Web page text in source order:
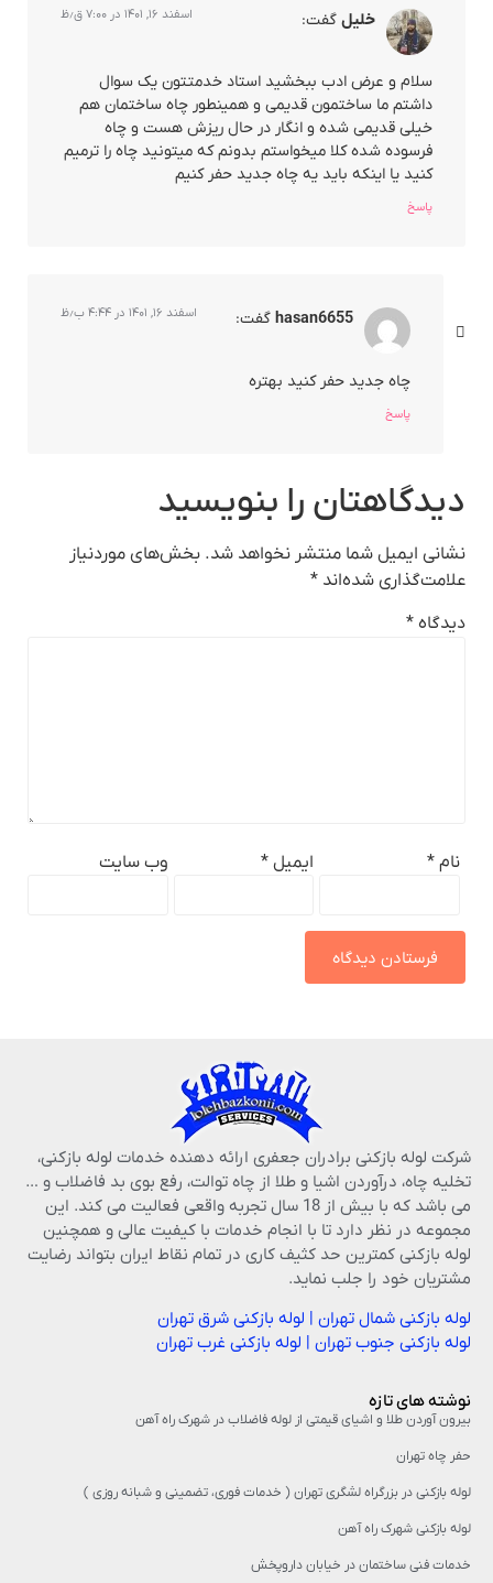
خلیل گفت: اسفند ۱۶, ۱۴۰۱ در ۷:۰۰ ق٫ظ
سلام و عرض ادب ببخشید استاد خدمتتون یک سوال
داشتم ما ساختمون قدیمی و همینطور چاه ساختمان هم
خیلی قدیمی شده و انگار در حال ریزش هست و چاه
فرسوده شده کلا میخواستم بدونم که میتونید چاه را ترمیم
کنید یا اینکه باید یه چاه جدید حفر کنیم
پاسخ
hasan6655 گفت: اسفند ۱۶, ۱۴۰۱ در ۴:۴۴ ب٫ظ
چاه جدید حفر کنید بهتره
پاسخ
دیدگاهتان را بنویسید
نشانی ایمیل شما منتشر نخواهد شد. بخش‌های موردنیاز
علامت‌گذاری شده‌اند *
دیدگاه *
نام * ایمیل * وب‌ سایت
شرکت لوله بازکنی برادران جعفری ارائه دهنده خدمات لوله بازکنی،
تخلیه چاه، درآوردن اشیا و طلا از چاه توالت، رفع بوی بد فاضلاب و …
می باشد که با بیش از 18 سال تجربه واقعی فعالیت می کند. این
مجموعه در نظر دارد تا با انجام خدمات با کیفیت عالی و همچنین
لوله بازکنی کمترین حد کثیف کاری در تمام نقاط ایران بتواند رضایت
مشتریان خود را جلب نماید.
لوله بازکنی شمال تهران | لوله بازکنی شرق تهران
لوله بازکنی جنوب تهران | لوله بازکنی غرب تهران
نوشته های تازه
بیرون آوردن طلا و اشیای قیمتی از لوله فاضلاب در شهرک راه‌ آهن
حفر چاه تهران
لوله بازکنی در بزرگراه لشگری تهران ( خدمات فوری، تضمینی و شبانه روزی )
لوله بازکنی شهرک راه آهن
خدمات فنی ساختمان در خیابان داروپخش